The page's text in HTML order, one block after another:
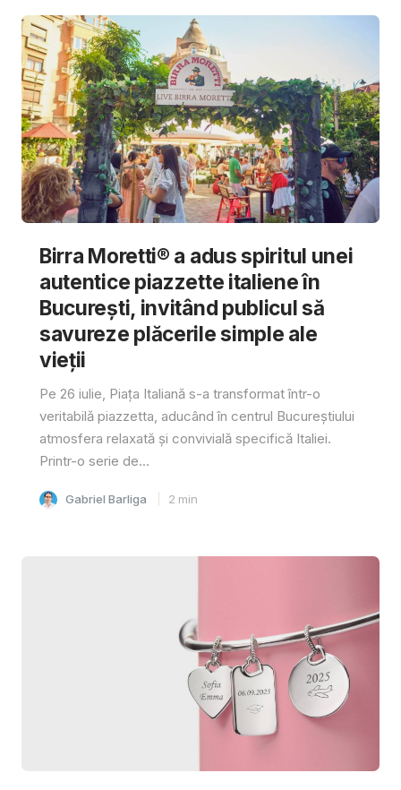
Birra Moretti® a adus spiritul unei
autentice piazzette italiene în
București, invitând publicul să
savureze plăcerile simple ale
vieții
Pe 26 iulie, Piața Italiană s-a transformat într-o
veritabilă piazzetta, aducând în centrul Bucureștiului
atmosfera relaxată și convivială specifică Italiei.
Printr-o serie de...
Gabriel Barliga 2 min